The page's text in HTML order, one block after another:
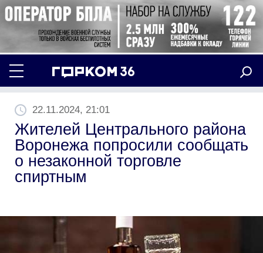
22.11.2024, 21:01
Жителей Центрального района
Воронежа попросили сообщать
о незаконной торговле
спиртным